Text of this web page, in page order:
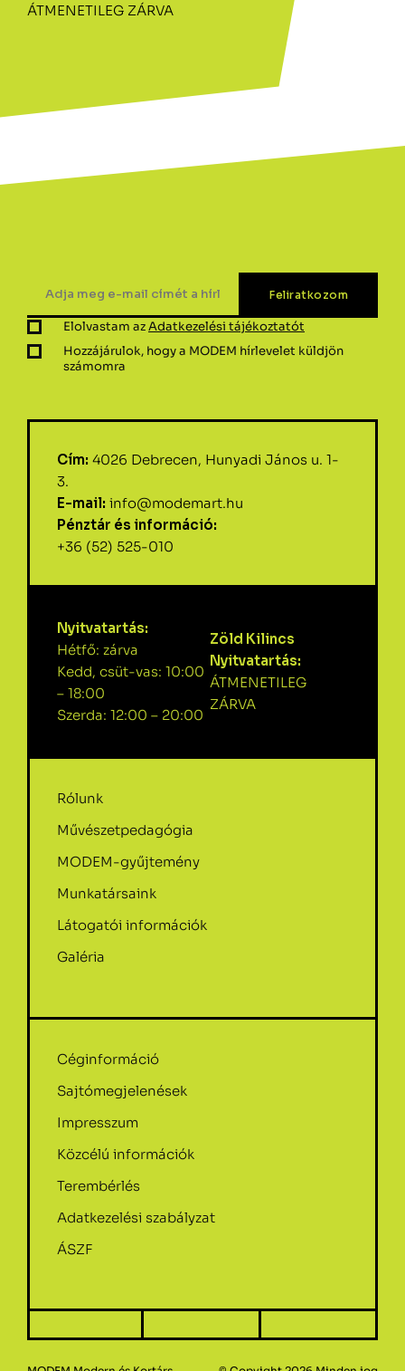
ÁTMENETILEG ZÁRVA
Elolvastam azAdatkezelési tájékoztatót
Hozzájárulok, hogy a MODEM hírlevelet küldjön
számomra
Cím: 4026 Debrecen, Hunyadi János u. 1-
3.
E-mail: info@modemart.hu
Pénztár és információ:
+36 (52) 525-010
Nyitvatartás:
Hétfő: zárva
Kedd, csüt-vas: 10:00
– 18:00
Szerda: 12:00 – 20:00
Zöld Kilincs
Nyitvatartás:
ÁTMENETILEG
ZÁRVA
Rólunk
Művészetpedagógia
MODEM-gyűjtemény
Munkatársaink
Látogatói információk
Galéria
Céginformáció
Sajtómegjelenések
Impresszum
Közcélú információk
Terembérlés
Adatkezelési szabályzat
ÁSZF